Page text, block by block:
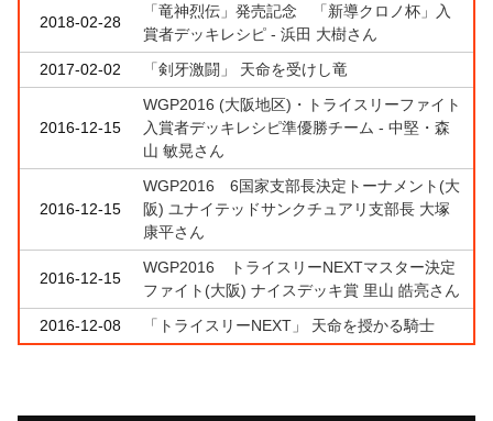
2018-02-28
「竜神烈伝」発売記念 「新導クロノ杯」入
賞者デッキレシピ - 浜田 大樹さん
2017-02-02
「剣牙激闘」 天命を受けし竜
2016-12-15
WGP2016 (大阪地区)・トライスリーファイト
入賞者デッキレシピ準優勝チーム - 中堅・森
山 敏晃さん
2016-12-15
WGP2016 6国家支部長決定トーナメント(大
阪) ユナイテッドサンクチュアリ支部長 大塚
康平さん
2016-12-15
WGP2016 トライスリーNEXTマスター決定
ファイト(大阪) ナイスデッキ賞 里山 皓亮さん
2016-12-08
「トライスリーNEXT」 天命を授かる騎士